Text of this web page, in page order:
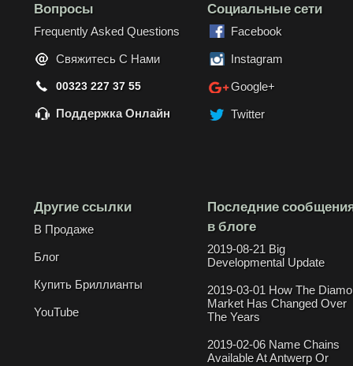
Вопросы
Frequently Asked Questions
Свяжитесь С Нами
00323 227 37 55
Поддержка Онлайн
Социальные сети
Facebook
Instagram
Google+
Twitter
Другие ссылки
В Продаже
Блог
Купить Бриллианты
YouTube
Последние
в блоге
2019-08-21 Big
Developmental Update
2019-03-01 How The
Market Has Changed Over
The Years
2019-02-06 Name Chains
Available At Antwerp Or